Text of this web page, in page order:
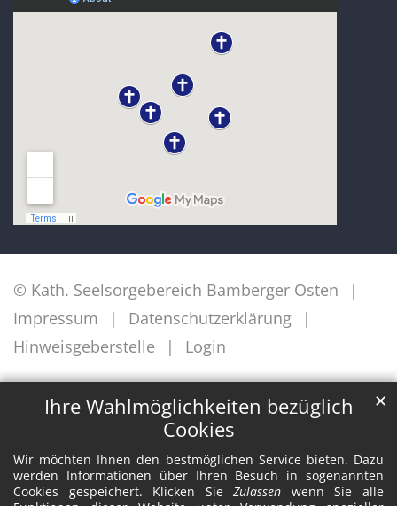
Ihre Wahlmöglichkeiten bezüglich
Cookies
Wir möchten Ihnen den bestmöglichen Service bieten. Dazu
werden Informationen über Ihren Besuch in sogenannten
Cookies gespeichert. Klicken SieZulassen wenn Sie alle
✕
© Kath. Seelsorgebereich Bamberger Osten
Impressum
Datenschutzerklärung
Hinweisgeberstelle
Login